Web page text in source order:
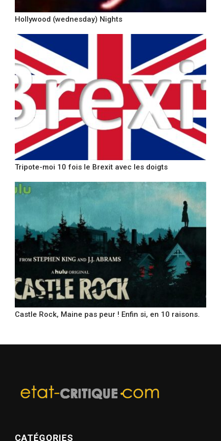
Hollywood (wednesday) Nights
Tripote-moi 10 fois le Brexit avec les doigts
Castle Rock, Maine pas peur ! Enfin si, en 10 raisons.
CATÉGORIES